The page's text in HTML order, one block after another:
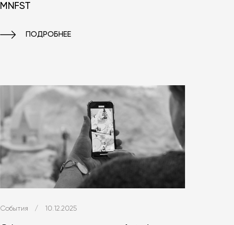
MNFST
ПОДРОБНЕЕ
События / 10.12.2025